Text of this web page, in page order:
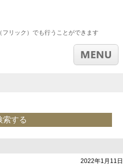
リック）でも行うことができます
2022年1月11日